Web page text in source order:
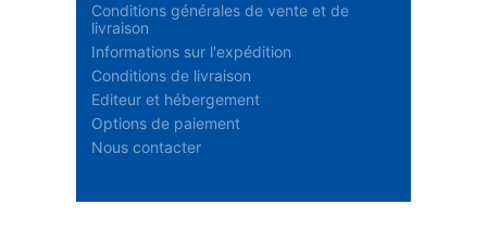
Conditions générales de vente et de
livraison
Informations sur l'expédition
Conditions de livraison
Editeur et hébergement
Options de paiement
Nous contacter